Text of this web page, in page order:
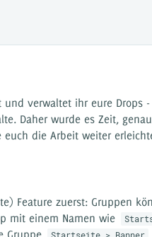
und verwaltet ihr eure Drops
Daher wurde es Zeit,
die Arbeit weiter
Feature zuerst: Gruppen
mit einem Namen wie